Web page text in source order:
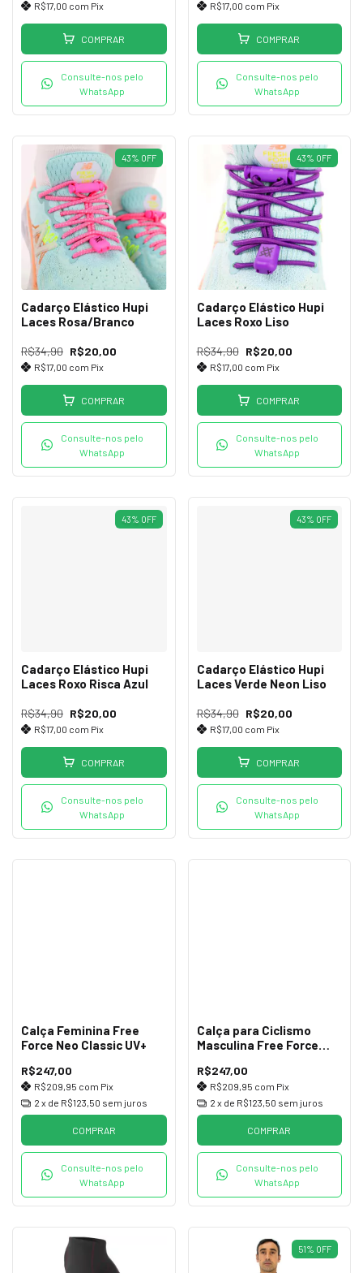
R$17,00 com Pix
COMPRAR
Consulte-nos pelo
WhatsApp
R$17,00 com Pix
COMPRAR
Consulte-nos pelo
WhatsApp
43% OFF
Cadarço Elástico Hupi
Laces Rosa/Branco
R$34,90 R$20,00
R$17,00 com Pix
COMPRAR
Consulte-nos pelo
WhatsApp
43% OFF
Cadarço Elástico Hupi
Laces Roxo Liso
R$34,90 R$20,00
R$17,00 com Pix
COMPRAR
Consulte-nos pelo
WhatsApp
43% OFF
Cadarço Elástico Hupi
Laces Roxo Risca Azul
R$34,90 R$20,00
R$17,00 com Pix
COMPRAR
Consulte-nos pelo
WhatsApp
43% OFF
Cadarço Elástico Hupi
Laces Verde Neon Liso
R$34,90 R$20,00
R$17,00 com Pix
COMPRAR
Consulte-nos pelo
WhatsApp
Calça Feminina Free
Force Neo Classic UV+
R$247,00
R$209,95 com Pix
2 x de R$123,50 sem juros
COMPRAR
Consulte-nos pelo
WhatsApp
Calça para Ciclismo
Masculina Free Force
R$247,00
R$209,95 com Pix
2 x de R$123,50 sem juros
COMPRAR
Consulte-nos pelo
WhatsApp
51% OFF